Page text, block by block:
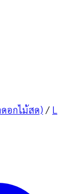
ดอกไม้สด) / L